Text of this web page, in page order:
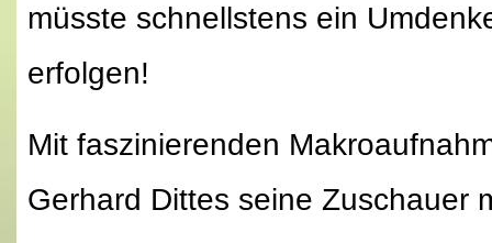
müsste schnellstens ein
erfolgen!
Mit faszinierenden
Gerhard Dittes seine Zuschauer